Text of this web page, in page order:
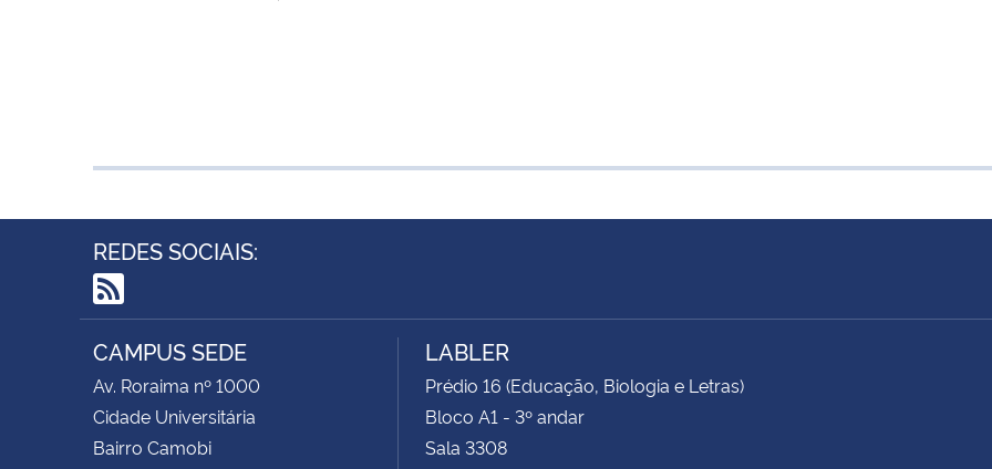
REDES SOCIAIS:
RSS
CAMPUS SEDE
Av. Roraima nº 1000
Cidade Universitária
Bairro Camobi
LABLER
Prédio 16 (Educação, Biologia e Letras)
Bloco A1 - 3º andar
Sala 3308